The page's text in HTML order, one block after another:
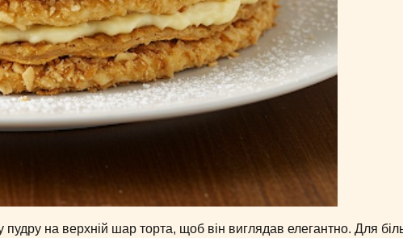
пудру на верхній шар торта, щоб він виглядав елегантно. Для